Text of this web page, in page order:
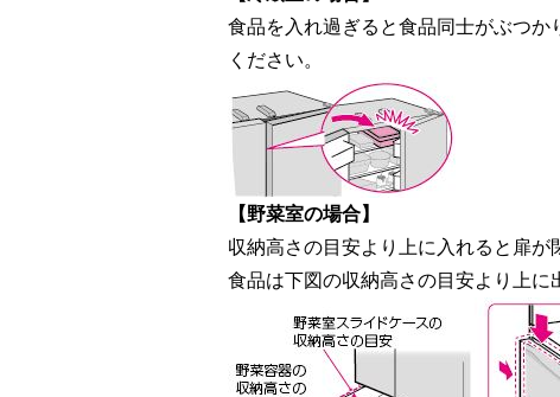
食品を入れ過ぎると食品同士がぶつ
ください。
【野菜室の場合】
収納高さの目安より上に入れると扉が
食品は下図の収納高さの目安より上に